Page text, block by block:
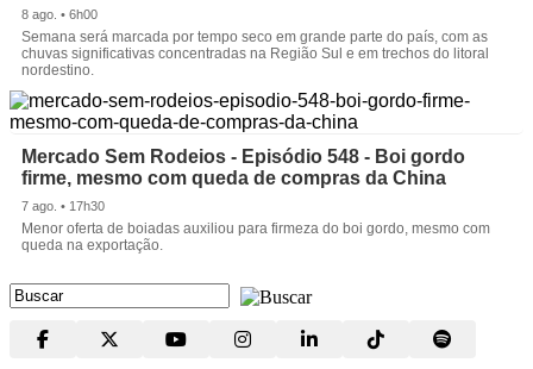
8 ago. • 6h00
Semana será marcada por tempo seco em grande parte do país, com as
chuvas significativas concentradas na Região Sul e em trechos do litoral
nordestino.
Mercado Sem Rodeios - Episódio 548 - Boi gordo
firme, mesmo com queda de compras da China
7 ago. • 17h30
Menor oferta de boiadas auxiliou para firmeza do boi gordo, mesmo com
queda na exportação.